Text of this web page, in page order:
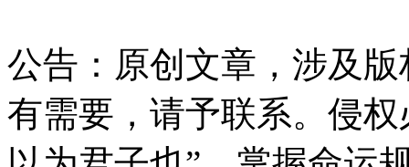
公告：原创文章，涉及
有需要，请予联系。侵